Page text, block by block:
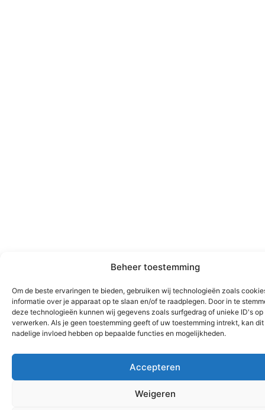
Beheer toestemming
Om de beste ervaringen te bieden, gebruiken wij technologieën zoals
informatie over je apparaat op te slaan en/of te raadplegen. Door in te
deze technologieën kunnen wij gegevens zoals surfgedrag of unieke ID's
verwerken. Als je geen toestemming geeft of uw toestemming intrekt, kan
nadelige invloed hebben op bepaalde functies en mogelijkheden.
Accepteren
Weigeren